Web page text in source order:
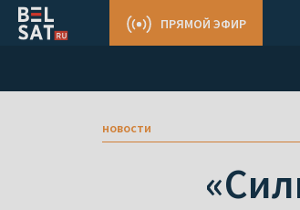
ПРЯМОЙ ЭФИР
новости